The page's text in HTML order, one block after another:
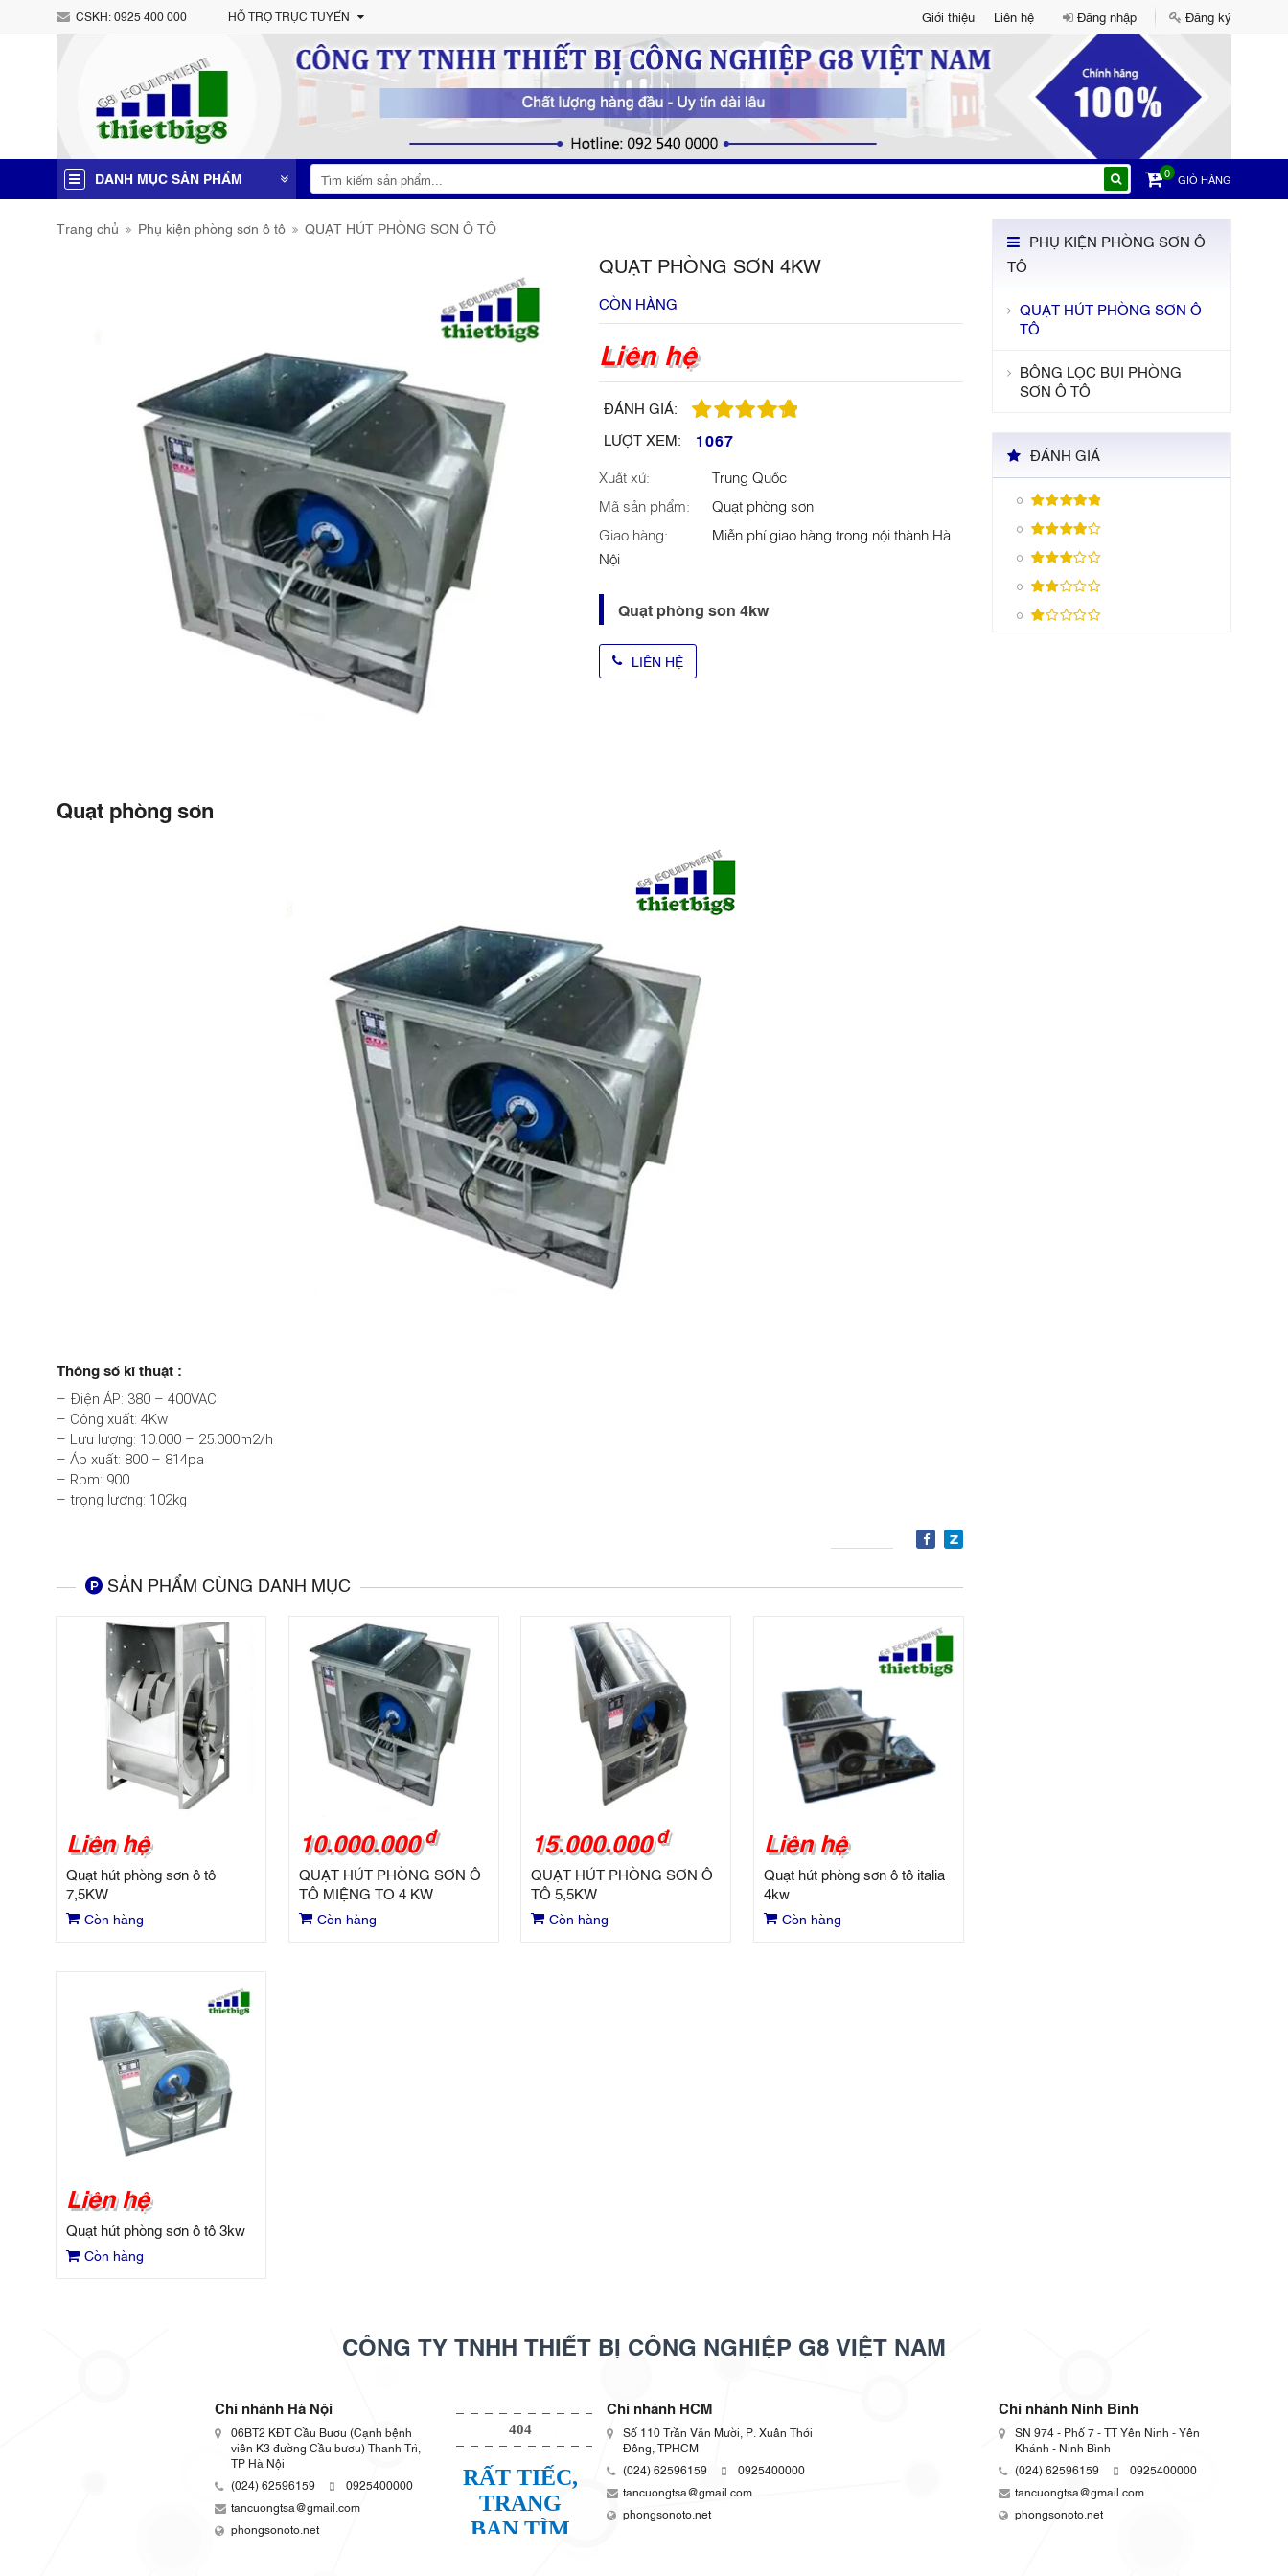
CSKH:0925 400 000 HỖ TRỢ TRỰC TUYẾN Giới thiệu Liên hệ Đăng nhập Đăng ký
DANH MỤC SẢN PHẨM GIỎ HÀNG
0
Trang chủ Phụ kiện phòng sơn ô tô QUẠT HÚT PHÒNG SƠN Ô TÔ
QUẠT PHÒNG SƠN 4KW
CÒN HÀNG
Liên hệ
ĐÁNH GIÁ:
LƯỢT XEM:
1067
Xuất xứ:
Trung Quốc
Mã sản phẩm:
Quạt phòng sơn
Giao hàng:
Miễn phí giao hàng trong nội thành Hà
Nội
Quạt phòng sơn 4kw
LIÊN HỆ
Quạt phòng sơn
Thông số kĩ thuật :
– Điện ÁP: 380 – 400VAC
– Công xuất: 4Kw
– Lưu lượng: 10.000 – 25.000m2/h
– Áp xuất: 800 – 814pa
– Rpm: 900
– trọng lương: 102kg
SẢN PHẨM CÙNG DANH MỤC
Liên hệ
Quạt hút phòng sơn ô tô
7,5KW
Còn hàng
10.000.000 đ
QUẠT HÚT PHÒNG SƠN Ô
TÔ MIỆNG TO 4 KW
Còn hàng
15.000.000 đ
QUẠT HÚT PHÒNG SƠN Ô
TÔ 5,5KW
Còn hàng
Liên hệ
Quạt hút phòng sơn ô tô italia
4kw
Còn hàng
Liên hệ
Quạt hút phòng sơn ô tô 3kw
Còn hàng
PHỤ KIỆN PHÒNG SƠN Ô
TÔ
QUẠT HÚT PHÒNG SƠN Ô
TÔ
BÔNG LỌC BỤI PHÒNG
SƠN Ô TÔ
ĐÁNH GIÁ
CÔNG TY TNHH THIẾT BỊ CÔNG NGHIỆP G8 VIỆT NAM
Chi nhánh Hà Nội
06BT2 KĐT Cầu Bươu (Cạnh bệnh
viên K3 đường Cầu bươu) Thanh Trì,
TP Hà Nội
(024) 62596159
0925400000
tancuongtsa@gmail.com
phongsonoto.net
Chi nhánh HCM
Số 110 Trần Văn Mười, P. Xuân Thới
Đông, TPHCM
(024) 62596159
0925400000
tancuongtsa@gmail.com
phongsonoto.net
Chi nhánh Ninh Bình
SN 974 - Phố 7 - TT Yên Ninh - Yên
Khánh - Ninh Bình
(024) 62596159
0925400000
tancuongtsa@gmail.com
phongsonoto.net